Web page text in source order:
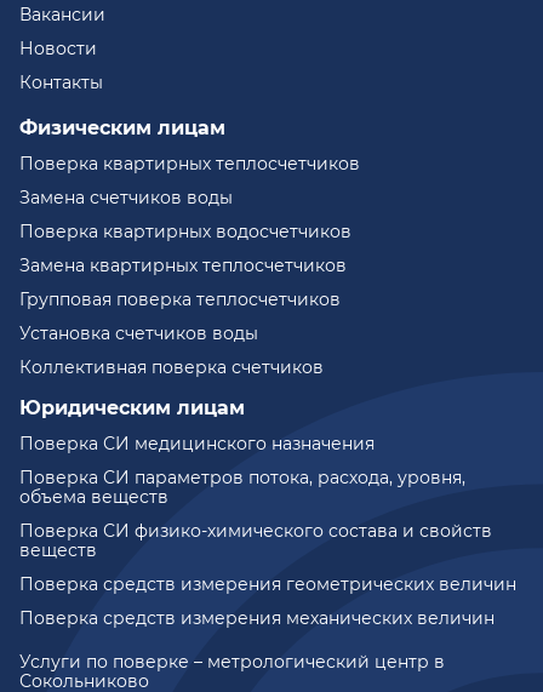
Услуги по поверке – метрологический центр в
Сокольниково
Вакансии
Новости
Контакты
Физическим лицам
Поверка квартирных теплосчетчиков
Замена счетчиков воды
Поверка квартирных водосчетчиков
Замена квартирных теплосчетчиков
Групповая поверка теплосчетчиков
Установка счетчиков воды
Коллективная поверка счетчиков
Юридическим лицам
Поверка СИ медицинского назначения
Поверка СИ параметров потока, расхода, уровня,
объема веществ
Поверка СИ физико-химического состава и свойств
веществ
Поверка средств измерения геометрических величин
Поверка средств измерения механических величин